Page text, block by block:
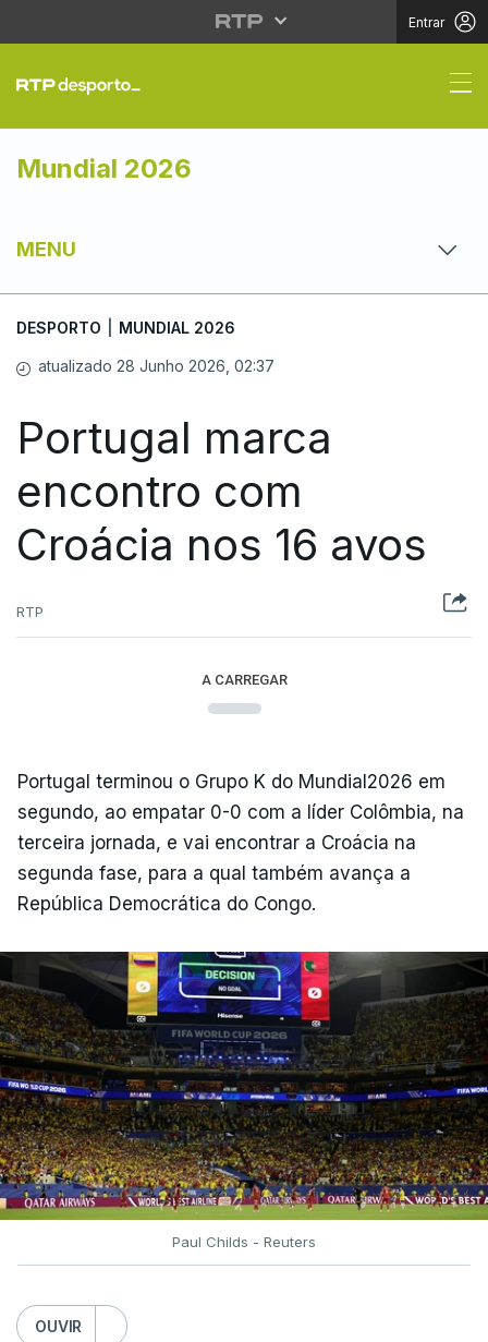
Entrar
Portugal marca
Mundial 2026
MENU
DESPORTO MUNDIAL 2026
atualizado 28 Junho 2026, 02:37
Portugal marca
encontro com
Croácia nos 16 avos
RTP
A CARREGAR
Portugal terminou o Grupo K do Mundial2026 em
segundo, ao empatar 0-0 com a líder Colômbia, na
terceira jornada, e vai encontrar a Croácia na
segunda fase, para a qual também avança a
República Democrática do Congo.
Paul Childs - Reuters
OUVIR